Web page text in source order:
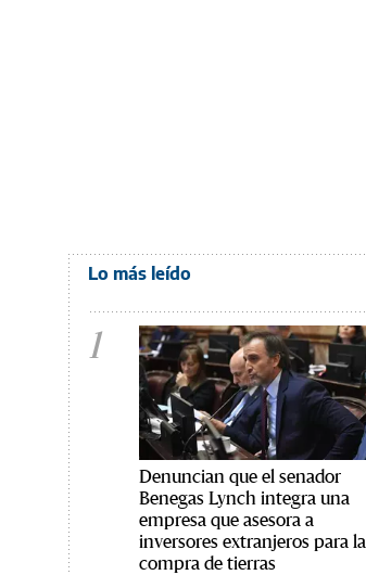
Lo más leído
1
Denuncian que el senador
Benegas Lynch integra una
empresa que asesora a
inversores extranjeros para la
compra de tierras